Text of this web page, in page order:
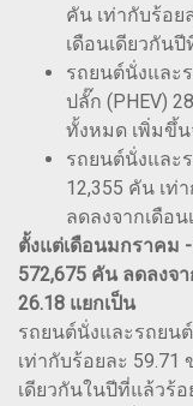
คัน เท่ากับร้อย
เดือนเดียวกัน
รถยนต์นั่งและ
ปลั๊ก (PHEV)
ทั้งหมด เพิ่มขึ้น
รถยนต์นั่งและ
12,355 คัน เท่
ลดลงจากเดือ
ตั้งแต่เดือนมกราคม
572,675 คัน ลดลงจ
26.18 แยกเป็น
รถยนต์นั่งและรถยน
เท่ากับร้อยละ
เดียวกันในปีที่แล้วร้อ